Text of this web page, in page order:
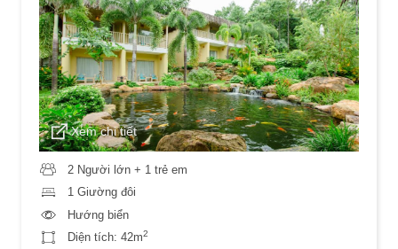
Xem chi tiết
2 Người lớn + 1 trẻ em
1 Giường đôi
Hướng biển
Diện tích: 42m2